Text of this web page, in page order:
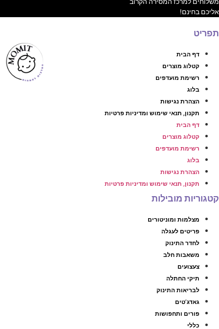
אליכם בחינם!
תפריט
דף הבית
קטלוג מוצרים
רשימת מועדפים
בלוג
הצהרת נגישות
תקנון, תנאי שימוש ומדיניות פרטיות
דף הבית
קטלוג מוצרים
רשימת מועדפים
בלוג
הצהרת נגישות
תקנון, תנאי שימוש ומדיניות פרטיות
קטגוריות מובילות
מצלמות ומוניטורים
פריטים לעגלה
לחדר התינוק
משאבות חלב
צעצועים
תיקי החתלה
לבריאות התינוק
גאדג’טים
פורים ותחפושות
כללי